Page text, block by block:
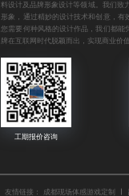
料设计 及品牌形象设计等领域。我们致
形象，通过精妙的设计技术和创意，有
您需要何种风格的设计作品，我们都能
牌在互联网时代脱颖而出，实现商业价
友情链接： 成都现场体感游戏定制